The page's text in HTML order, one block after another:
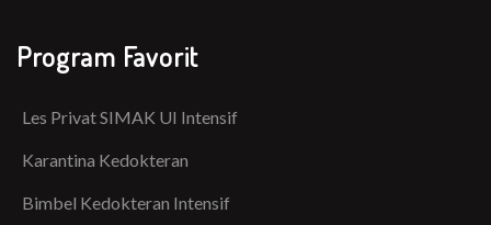
Program Favorit
Les Privat SIMAK UI Intensif
Karantina Kedokteran
Bimbel Kedokteran Intensif